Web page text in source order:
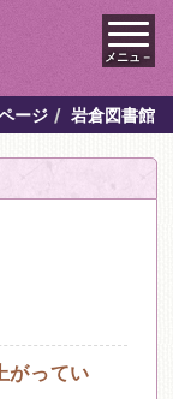
メニュ－
ージ 岩倉図書館
がってい